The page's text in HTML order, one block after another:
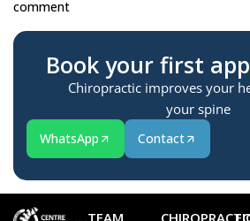
comment
Book your first
Chiropractic improves your
your spine
WhatsApp Contact